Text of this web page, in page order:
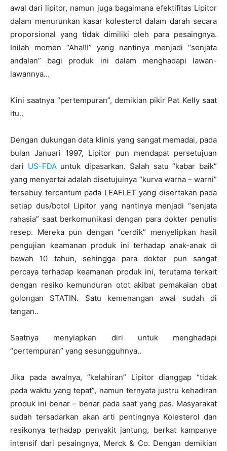
awal dari lipitor, namun juga bagaimana efektifitas Lipitor
dalam menurunkan kasar kolesterol dalam darah secara
proporsional yang tidak dimiliki oleh para pesaingnya.
Inilah momen “Aha!!!” yang nantinya menjadi “senjata
andalan” bagi produk ini dalam menghadapi lawan-
lawannya…
Kini saatnya “pertempuran”, demikian pikir Pat Kelly saat
itu..
Dengan dukungan data klinis yang sangat memadai, pada
bulan Januari 1997, Lipitor pun mendapat persetujuan
dari US-FDA untuk dipasarkan. Salah satu “kabar baik”
yang menyertai adalah disetujuinya “kurva warna – warni”
tersebuy tercantum pada LEAFLET yang disertakan pada
setiap dus/botol Lipitor yang nantinya menjadi “senjata
rahasia” saat berkomunikasi dengan para dokter penulis
resep. Mereka pun dengan “cerdik” menyelipkan hasil
pengujian keamanan produk ini terhadap anak-anak di
bawah 10 tahun, sehingga para dokter pun sangat
percaya terhadap keamanan produk ini, terutama terkait
dengan resiko kemunduran otot akibat pemakaian obat
golongan STATIN. Satu kemenangan awal sudah di
tangan..
Saatnya menyiapkan diri untuk menghadapi
“pertempuran” yang sesungguhnya..
Jika pada awalnya, “kelahiran” Lipitor dianggap “tidak
pada waktu yang tepat”, namun ternyata justru kehadiran
produk ini benar – benar pada saat yang pas. Masyarakat
sudah tersadarkan akan arti pentingnya Kolesterol dan
resikonya terhadap penyakit jantung, berkat kampanye
intensif dari pesaingnya, Merck & Co. Dengan demikian